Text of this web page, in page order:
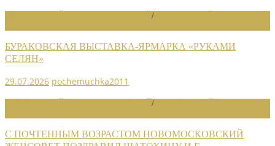
/
БУРАКОВСКАЯ ВЫСТАВКА-ЯРМАРКА «РУКАМИ
СЕЛЯН»
29.07.2026 pochemuchka2011
/
С ПОЧТЕННЫМ ВОЗРАСТОМ НОВОМОСКОВСКИЙ